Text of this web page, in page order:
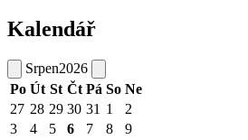
Kalendář
Srpen2026
Po Út St Čt Pá So Ne
27 28 29 30 31 1
2
3
4 5 6 7 8
9